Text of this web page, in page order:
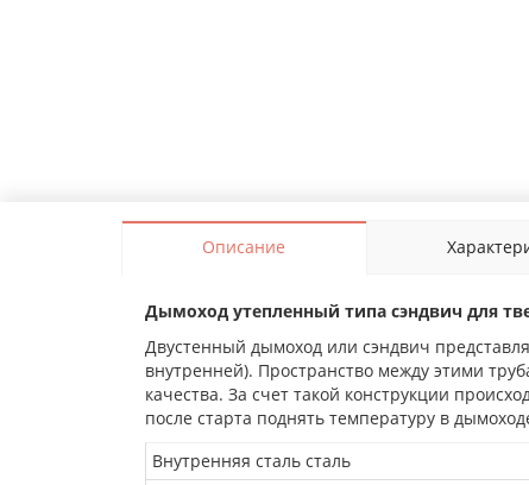
Описание
Дымоход утепленный типа сэндвич для
Двустенный дымоход или сэндвич
внутренней). Пространство между этими
качества. За счет такой конструкции
после старта поднять температуру в
Внутренняя сталь сталь